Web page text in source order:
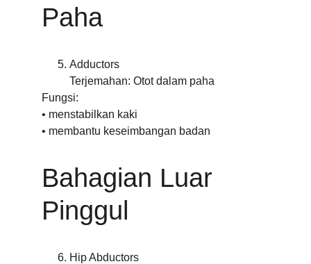
Paha
Adductors
Terjemahan: Otot dalam paha
Fungsi:
• menstabilkan kaki
• membantu keseimbangan badan
Bahagian Luar
Pinggul
Hip Abductors